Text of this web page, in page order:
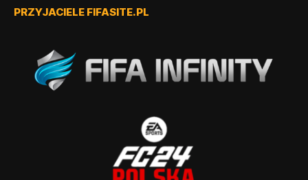
PRZYJACIELE FIFASITE.PL